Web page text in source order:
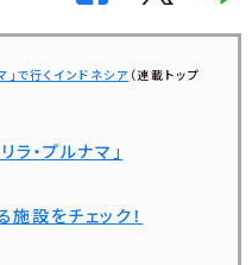
で行くインドネシア （連載トップ
・プルナマ」
設をチェック！